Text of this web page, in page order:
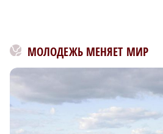
МОЛОДЕЖЬ МЕНЯЕТ МИР